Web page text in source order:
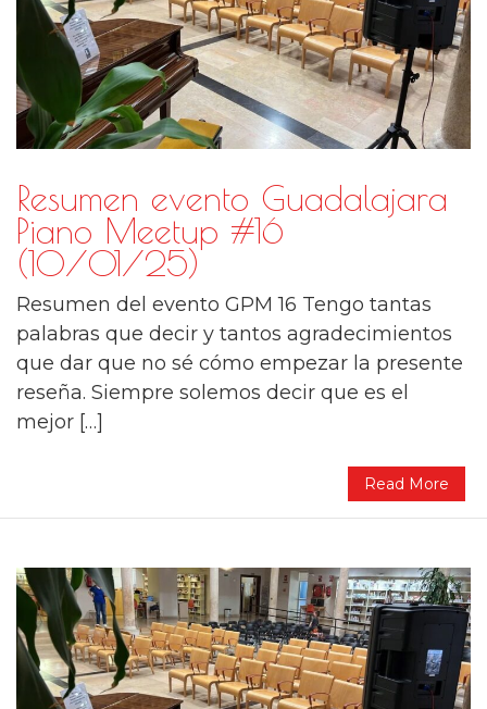
Resumen evento Guadalajara
Piano Meetup #16
(10/01/25)
Resumen del evento GPM 16 Tengo tantas
palabras que decir y tantos agradecimientos
que dar que no sé cómo empezar la presente
reseña. Siempre solemos decir que es el
mejor […]
Read More